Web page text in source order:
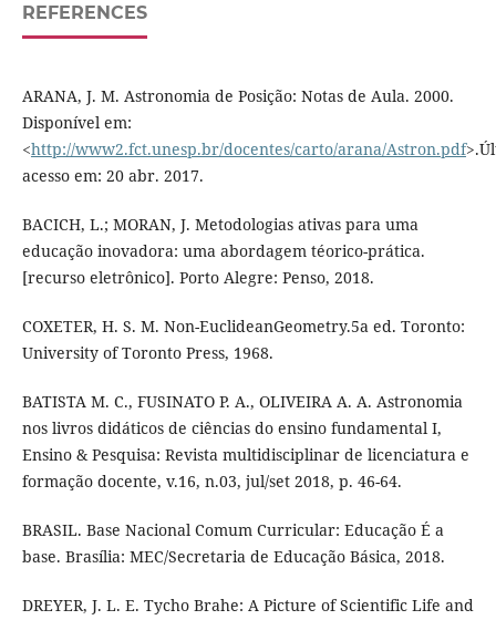
REFERENCES
ARANA, J. M. Astronomia de Posição: Notas de Aula. 2000.
Disponível em:
<http://www2.fct.unesp.br/docentes/carto/arana/Astron.pdf
acesso em: 20 abr. 2017.
BACICH, L.; MORAN, J. Metodologias ativas para uma
educação inovadora: uma abordagem téorico-prática.
[recurso eletrônico]. Porto Alegre: Penso, 2018.
COXETER, H. S. M. Non-EuclideanGeometry.5a ed. Toronto:
University of Toronto Press, 1968.
BATISTA M. C., FUSINATO P. A., OLIVEIRA A. A. Astronomia
nos livros didáticos de ciências do ensino fundamental I,
Ensino & Pesquisa: Revista multidisciplinar de licenciatura e
formação docente, v.16, n.03, jul/set 2018, p. 46-64.
BRASIL. Base Nacional Comum Curricular: Educação É a
base. Brasília: MEC/Secretaria de Educação Básica, 2018.
DREYER, J. L. E. Tycho Brahe: A Picture of Scientific Life and